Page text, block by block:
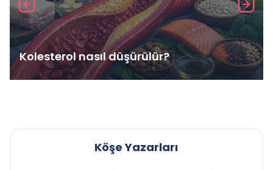
Kolesterol nasıl düşürülür?
Köşe Yazarları